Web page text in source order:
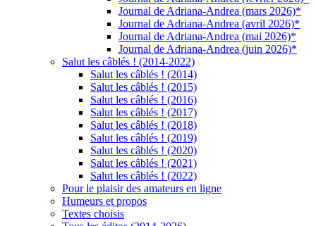
Journal de Adriana-Andrea (mars 2026)*
Journal de Adriana-Andrea (avril 2026)*
Journal de Adriana-Andrea (mai 2026)*
Journal de Adriana-Andrea (juin 2026)*
Salut les câblés ! (2014-2022)
Salut les câblés ! (2014)
Salut les câblés ! (2015)
Salut les câblés ! (2016)
Salut les câblés ! (2017)
Salut les câblés ! (2018)
Salut les câblés ! (2019)
Salut les câblés ! (2020)
Salut les câblés ! (2021)
Salut les câblés ! (2022)
Pour le plaisir des amateurs en ligne
Humeurs et propos
Textes choisis